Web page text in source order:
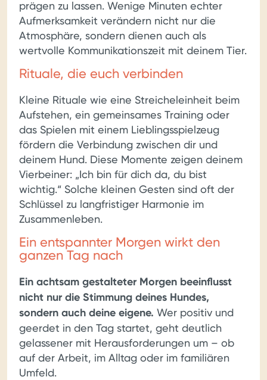
prägen zu lassen. Wenige Minuten echter
Aufmerksamkeit verändern nicht nur die
Atmosphäre, sondern dienen auch als
wertvolle Kommunikationszeit mit deinem Tier.
Rituale, die euch verbinden
Kleine Rituale wie eine Streicheleinheit beim
Aufstehen, ein gemeinsames Training oder
das Spielen mit einem Lieblingsspielzeug
fördern die Verbindung zwischen dir und
deinem Hund. Diese Momente zeigen deinem
Vierbeiner: „Ich bin für dich da, du bist
wichtig.“ Solche kleinen Gesten sind oft der
Schlüssel zu langfristiger Harmonie im
Zusammenleben.
Ein entspannter Morgen wirkt den
ganzen Tag nach
Ein achtsam gestalteter Morgen beeinflusst
nicht nur die Stimmung deines Hundes,
sondern auch deine eigene. Wer positiv und
geerdet in den Tag startet, geht deutlich
gelassener mit Herausforderungen um – ob
auf der Arbeit, im Alltag oder im familiären
Umfeld.